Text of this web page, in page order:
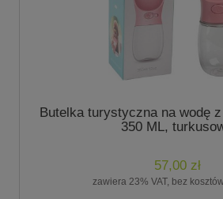
Butelka turystyczna na wodę
350 ML,
57,00 zł
zawiera 23% VAT, bez